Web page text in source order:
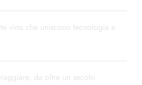
vino che uniscono tecnologia e
da oltre un secolo